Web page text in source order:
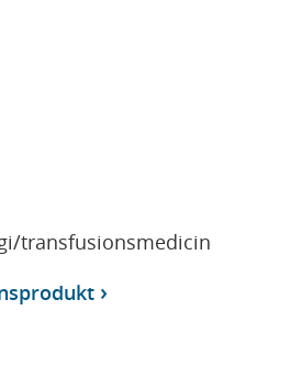
transfusionsmedicin